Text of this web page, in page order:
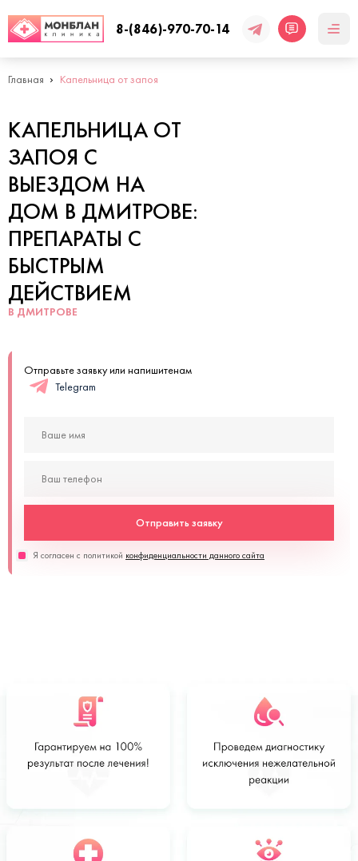
8-(846)-970-70-14
Главная Капельница от запоя
КАПЕЛЬНИЦА ОТ
ЗАПОЯ С
ВЫЕЗДОМ НА
ДОМ В ДМИТРОВЕ:
ПРЕПАРАТЫ С
БЫСТРЫМ
ДЕЙСТВИЕМ
В ДМИТРОВЕ
Отправьте заявку или напишитенам
Telegram
Отправить заявку
Я согласен с политикой конфиденциальности данного сайта